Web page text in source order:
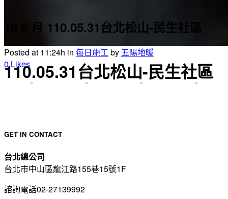
110.05.31台北松山-民生社區
10 6 月 110.05.31台北松山-民生社區
Posted at 11:24h in 每日施工by 五陽地暖
0Likes
GET IN CONTACT
台北總公司
台北市中山區龍江路155巷15號1F
諮詢電話02-27139992